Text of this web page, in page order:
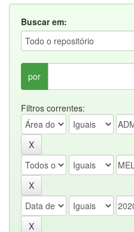
Buscar em:
por
Filtros correntes: